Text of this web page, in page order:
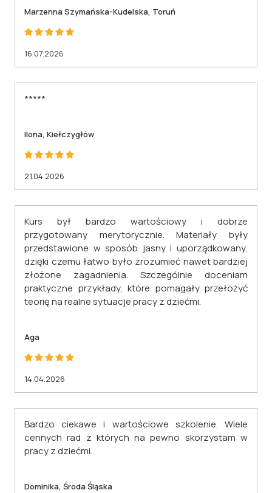
Marzenna Szymańska-Kudelska, Toruń
16.07.2026
*****
Ilona, Kiełczygłów
21.04.2026
Kurs był bardzo wartościowy i dobrze
przygotowany merytorycznie. Materiały były
przedstawione w sposób jasny i uporządkowany,
dzięki czemu łatwo było zrozumieć nawet bardziej
złożone zagadnienia. Szczególnie doceniam
praktyczne przykłady, które pomagały przełożyć
teorię na realne sytuacje pracy z dziećmi.
Aga
14.04.2026
Bardzo ciekawe i wartościowe szkolenie. Wiele
cennych rad z których na pewno skorzystam w
pracy z dziećmi.
Dominika, Środa Śląska